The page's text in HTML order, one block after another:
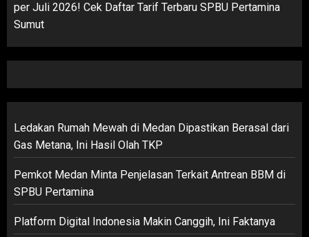
per Juli 2026! Cek Daftar Tarif Terbaru SPBU Pertamina
Sumut
Ledakan Rumah Mewah di Medan Dipastikan Berasal dari
Gas Metana, Ini Hasil Olah TKP
Pemkot Medan Minta Penjelasan Terkait Antrean BBM di
SPBU Pertamina
Platform Digital Indonesia Makin Canggih, Ini Faktanya